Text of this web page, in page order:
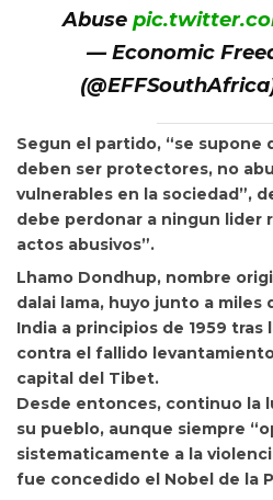
Abuse
— Economic
Segun el partido, “se supone
deben ser protectores, no
vulnerables en la sociedad”,
debe perdonar a ningun lider
actos abusivos”.
Lhamo Dondhup, nombre
dalai lama, huyo junto a miles
India a principios de 1959
contra el fallido
capital del Tibet.
Desde entonces, continuo la
su pueblo, aunque siempre
sistematicamente a la
fue concedido el Nobel de la